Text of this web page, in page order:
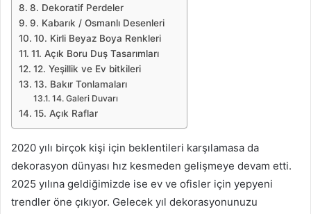
8. Dekoratif Perdeler
9. Kabarık / Osmanlı Desenleri
10. Kirli Beyaz Boya Renkleri
11. Açık Boru Duş Tasarımları
12. Yeşillik ve Ev bitkileri
13. Bakır Tonlamaları
14. Galeri Duvarı
15. Açık Raflar
2020 yılı birçok kişi için beklentileri karşılamasa da
dekorasyon dünyası hız kesmeden gelişmeye devam etti.
2025 yılına geldiğimizde ise ev ve ofisler için yepyeni
trendler öne çıkıyor. Gelecek yıl dekorasyonunuzu